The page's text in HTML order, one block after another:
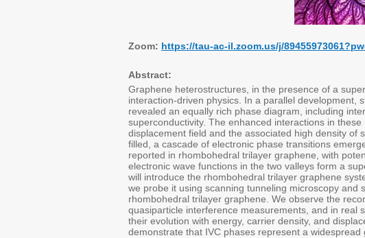
Zoom: https://tau-ac-il.zoom.us/j/
Abstract:
Graphene heterostructures, in the presence of a
interaction-driven physics. In a parallel development,
revealed an equally rich phase diagram, including
superconductivity. The enhanced interactions in
displacement field and the associated high density of
filled, a cascade of electronic phase transitions
reported in rhombohedral trilayer graphene, with
electronic wave functions in the two valleys form a
will introduce the rhombohedral trilayer graphene
we probe it using scanning tunneling microscopy and
rhombohedral trilayer graphene. We observe the
quasiparticle interference measurements, and in real
their evolution with energy, carrier density, and
demonstrate that IVC phases represent a